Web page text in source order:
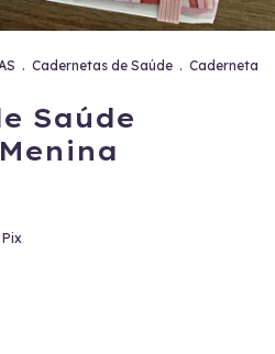
. Cadernetas de Saúde . Caderneta
Saúde